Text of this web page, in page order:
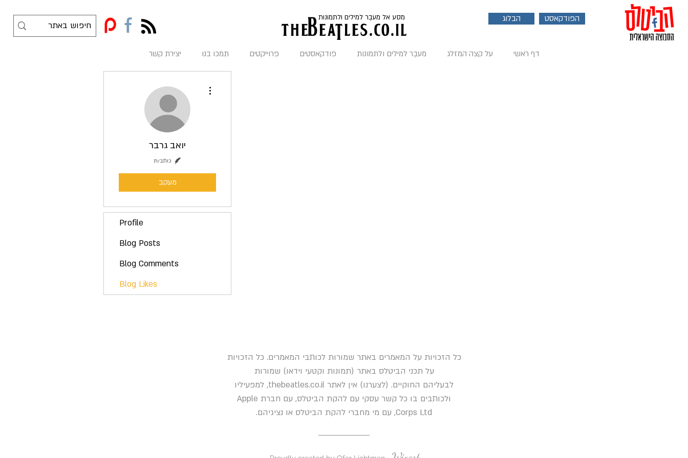
f הבלוג הפודקאסט theBeaTles.co.il
מסע אל מעבֶר למילים ולתמונות
דף ראשי על קצה המזלג מעבֶר למילים ולתמונות פודקאסטים פרוייקטים תִמכו בנו יצירת קשר
יואב גרבר
כותב/ת
מעקב
Profile
Blog Posts
Blog Comments
Blog Likes
כל הזכויות על המאמרים באתר שמורות לכותבי המאמרים. כל הזכויות
על תכני הביטלס באתר (תמונות וקטעי וידאו) שמורות
לבעליהם החוקיים. (לצערנו) אין לאתר thebeatles.co.il, למפעיליו
ולכותבים בו כל קשר עסקי עם להקת הביטלס, עם חברת Apple
Corps Ltd, עם מי מחברי להקת הביטלס או נציגיהם.